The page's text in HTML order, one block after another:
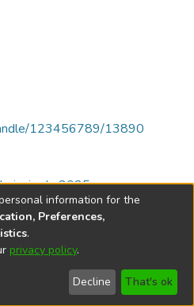
123456789/13890
junio de 2025
de Córdoba
information for the
Preferences,
.
privacy policy.
Decline That's ok